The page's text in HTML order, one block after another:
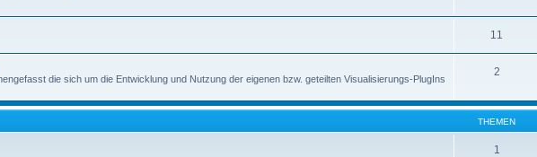
11
die sich um die Entwicklung und Nutzung der eigenen bzw. geteilten Visualisierungs-PlugIns
2
THEMEN
1